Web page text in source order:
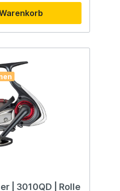
Wasser ist diese Linie
Wasser jedoch
| 3010QD | Rolle